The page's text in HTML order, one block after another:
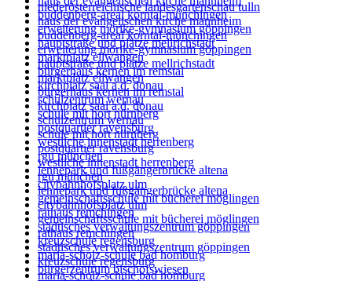
buddenberg-areal korntal-münchingen
erweiterung mörike-gymnasium göppingen
hauptstraße und plätze mellrichstadt
marktplatz ellwangen
bürgerhaus kernen im remstal
kirchplatz saal a.d. donau
schulzentrum wernau
schule mit hort nürnberg
postquartier ravensburg
westliche innenstadt herrenberg
rgu münchen
lennepark und fußgängerbrücke altena
citybahnhofsplatz ulm
gemeinschaftsschule mit bücherei möglingen
rathaus remchingen
städtisches verwaltungszentrum göppingen
kreuzschule regensburg
maria-scholz-schule bad homburg
bürgerzentrum bischofswiesen
niederösterreichische landesgartenschau tulln
haus der evangelischen kirche mannheim
buddenberg-areal korntal-münchingen
erweiterung mörike-gymnasium göppingen
hauptstraße und plätze mellrichstadt
marktplatz ellwangen
bürgerhaus kernen im remstal
kirchplatz saal a.d. donau
schulzentrum wernau
schule mit hort nürnberg
postquartier ravensburg
westliche innenstadt herrenberg
rgu münchen
lennepark und fußgängerbrücke altena
citybahnhofsplatz ulm
gemeinschaftsschule mit bücherei möglingen
rathaus remchingen
städtisches verwaltungszentrum göppingen
kreuzschule regensburg
maria-scholz-schule bad homburg